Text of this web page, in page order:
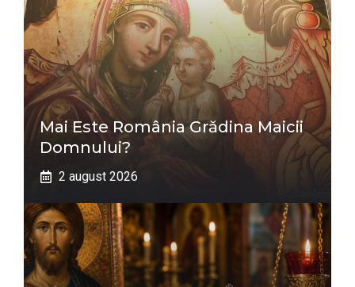
Mai Este România Grădina Maicii
Domnului?
2 august 2026